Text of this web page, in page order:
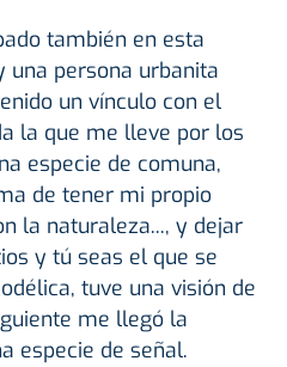
también en esta
una persona urbanita
un vínculo con el
la que me lleve por los
especie de comuna,
de tener mi propio
la naturaleza..., y dejar
y tú seas el que se
tuve una visión de
me llegó la
especie de señal.